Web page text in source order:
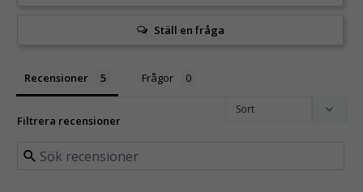
Ställ en fråga
Recensioner Frågor
Filtrera recensioner